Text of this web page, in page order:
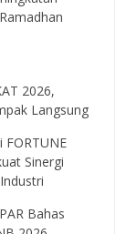
2026,
Langsung
Sinergi
Bahas